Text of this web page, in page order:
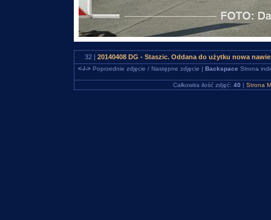
32 | 20140408 DG - Staszic. Oddana do użytku nowa
<-/->Poprzednie zdjęcie / Następne zdjęcie | Backspace Strona
Całkowita ilość zdjęć: 40 | Strona